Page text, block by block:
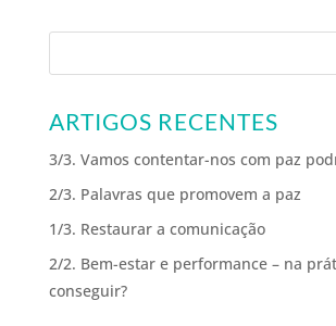
ARTIGOS RECENTES
3/3. Vamos contentar-nos com paz
2/3. Palavras que promovem a paz
1/3. Restaurar a comunicação
2/2. Bem-estar e performance – na
conseguir?